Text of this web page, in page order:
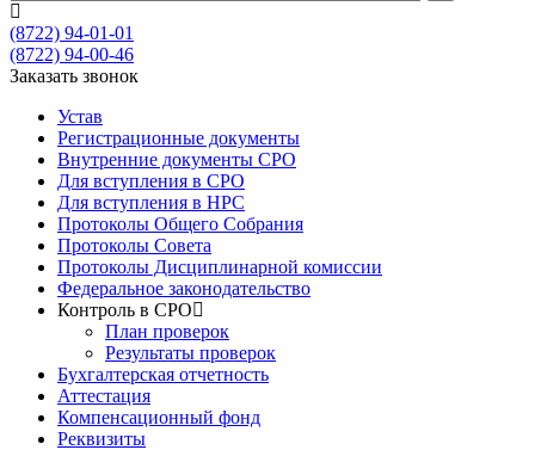
(8722) 94-01-01
(8722) 94-00-46
Заказать звонок
Устав
Регистрационные документы
Внутренние документы СРО
Для вступления в СРО
Для вступления в НРС
Протоколы Общего Собрания
Протоколы Совета
Протоколы Дисциплинарной комиссии
Федеральное законодательство
Контроль в СРО
План проверок
Результаты проверок
Бухгалтерская отчетность
Аттестация
Компенсационный фонд
Реквизиты